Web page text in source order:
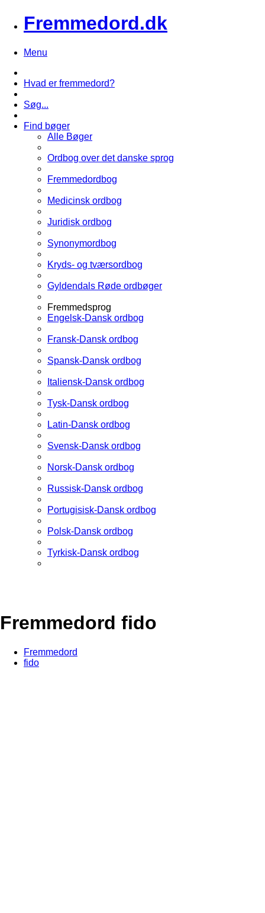
Fremmedord.dk
Menu
Hvad er fremmedord?
Søg...
Find bøger
Alle Bøger
Ordbog over det danske sprog
Fremmedordbog
Medicinsk ordbog
Juridisk ordbog
Synonymordbog
Kryds- og tværsordbog
Gyldendals Røde ordbøger
Fremmedsprog
Engelsk-Dansk ordbog
Fransk-Dansk ordbog
Spansk-Dansk ordbog
Italiensk-Dansk ordbog
Tysk-Dansk ordbog
Latin-Dansk ordbog
Svensk-Dansk ordbog
Norsk-Dansk ordbog
Russisk-Dansk ordbog
Portugisisk-Dansk ordbog
Polsk-Dansk ordbog
Tyrkisk-Dansk ordbog
Fremmedord fido
Fremmedord
fido